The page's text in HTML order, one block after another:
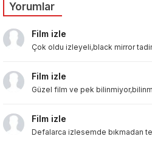
Yorumlar
Film izle
Çok oldu izleyeli,black mirror
Film izle
Güzel film ve pek
Film izle
Defalarca izlesemde bıkmadan